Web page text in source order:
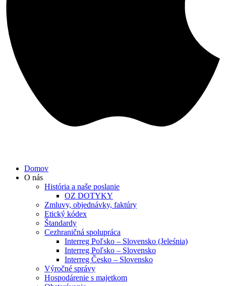
Domov
O nás
História a naše poslanie
OZ DOTYKY
Zmluvy, objednávky, faktúry
Etický kódex
Štandardy
Cezhraničná spolupráca
Interreg Poľsko – Slovensko (Jeleśnia)
Interreg Poľsko – Slovensko
Interreg Česko – Slovensko
Výročné správy
Hospodárenie s majetkom